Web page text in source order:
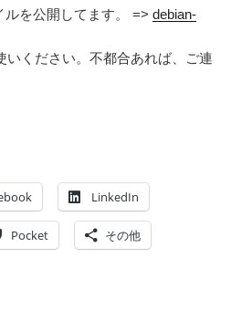
を公開してます。 => debian-
いください。不都合あれば、ご連
LinkedIn
Pocket その他